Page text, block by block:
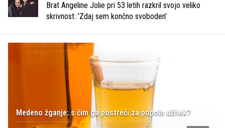
Brat Angeline Jolie pri 53 letih razkril svojo veliko
skrivnost: 'Zdaj sem končno svoboden'
Medeno žganje: s čim ga postreči za popoln užitek?